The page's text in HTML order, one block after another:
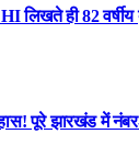
ही 82 वर्षीय
पूरे झारखंड में